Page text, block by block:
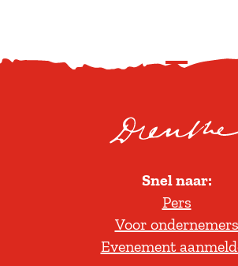
S
o
l
t
e
r
Snel naar:
Pers
Voor ondernemers
Evenement